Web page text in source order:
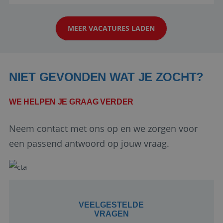
klanten te overtuigen om die droomreis te
boeken! ...
MEER VACATURES LADEN
NIET GEVONDEN WAT JE ZOCHT?
WE HELPEN JE GRAAG VERDER
Neem contact met ons op en we zorgen voor
een passend antwoord op jouw vraag.
VEELGESTELDE
VRAGEN
Google Privacy Policy